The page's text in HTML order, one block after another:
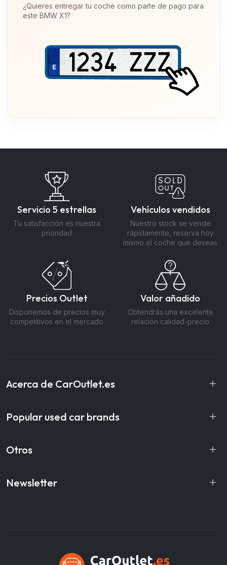
¿Quieres entregar tu coche como parte de pago para
este BMW X1?
Servicio 5 estrellas
Tu satisfacción es nuestra
prioridad
Vehículos vendidos
Nuestro stock se vende
rápidamente, reserva hoy
mismo el coche que deseas
Precios Outlet
Disponemos de precios muy
competitivos en el mercado
Valor añadido
Obtendrás una excelente
relación calidad-precio
Acerca de CarOutlet.es
Popular used car brands
Otros
Newsletter